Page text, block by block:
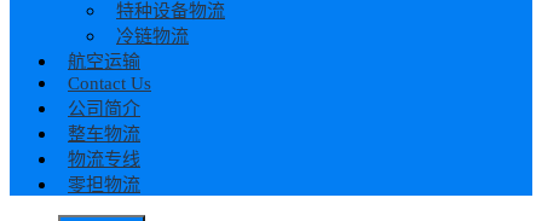
特种设备物流
冷链物流
航空运输
Contact Us
公司简介
整车物流
物流专线
零担物流